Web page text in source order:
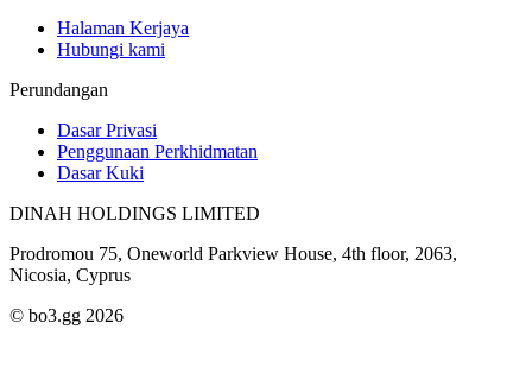
Halaman Kerjaya
Hubungi kami
Perundangan
Dasar Privasi
Penggunaan Perkhidmatan
Dasar Kuki
DINAH HOLDINGS LIMITED
Prodromou 75, Oneworld Parkview House, 4th floor, 2063,
Nicosia, Cyprus
© bo3.gg 2026